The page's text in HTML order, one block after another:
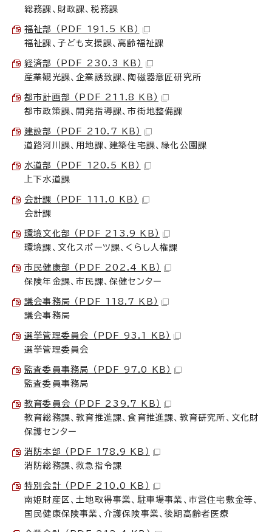
総務課、財政課、税務課
福祉部 （PDF 191.5 KB）
福祉課、子ども支援課、高齢福祉課
経済部 （PDF 230.3 KB）
産業観光課、企業誘致課、陶磁器意匠研究所
都市計画部 （PDF 211.8 KB）
都市政策課、開発指導課、市街地整備課
建設部 （PDF 210.7 KB）
道路河川課、用地課、建築住宅課、緑化公園課
水道部 （PDF 120.5 KB）
上下水道課
会計課 （PDF 111.0 KB）
会計課
環境文化部 （PDF 213.9 KB）
環境課、文化スポーツ課、くらし人権課
市民健康部 （PDF 202.4 KB）
保険年金課、市民課、保健センター
議会事務局 （PDF 118.7 KB）
議会事務局
選挙管理委員会 （PDF 93.1 KB）
選挙管理委員会
監査委員事務局 （PDF 97.0 KB）
監査委員事務局
教育委員会 （PDF 239.7 KB）
教育総務課、教育推進課、食育推進課、教育研究所、文化財
保護センター
消防本部 （PDF 178.9 KB）
消防総務課、救急指令課
特別会計 （PDF 210.0 KB）
南姫財産区、土地取得事業、駐車場事業、市営住宅敷金等、
国民健康保険事業、介護保険事業、後期高齢者医療